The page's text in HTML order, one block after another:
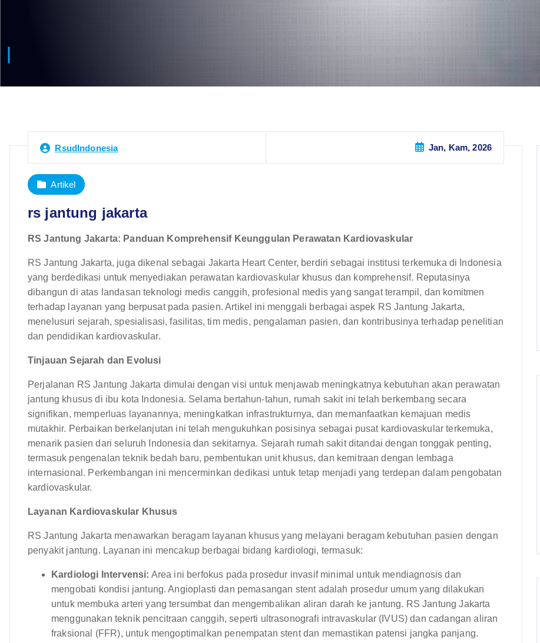
RsudIndonesia Jan, Kam, 2026
Artikel
rs jantung jakarta
RS Jantung Jakarta: Panduan Komprehensif Keunggulan Perawatan Kardiovaskular
RS Jantung Jakarta, juga dikenal sebagai Jakarta Heart Center, berdiri sebagai institusi terkemuka di Indonesia
yang berdedikasi untuk menyediakan perawatan kardiovaskular khusus dan komprehensif. Reputasinya
dibangun di atas landasan teknologi medis canggih, profesional medis yang sangat terampil, dan komitmen
terhadap layanan yang berpusat pada pasien. Artikel ini menggali berbagai aspek RS Jantung Jakarta,
menelusuri sejarah, spesialisasi, fasilitas, tim medis, pengalaman pasien, dan kontribusinya terhadap penelitian
dan pendidikan kardiovaskular.
Tinjauan Sejarah dan Evolusi
Perjalanan RS Jantung Jakarta dimulai dengan visi untuk menjawab meningkatnya kebutuhan akan perawatan
jantung khusus di ibu kota Indonesia. Selama bertahun-tahun, rumah sakit ini telah berkembang secara
signifikan, memperluas layanannya, meningkatkan infrastrukturnya, dan memanfaatkan kemajuan medis
mutakhir. Perbaikan berkelanjutan ini telah mengukuhkan posisinya sebagai pusat kardiovaskular terkemuka,
menarik pasien dari seluruh Indonesia dan sekitarnya. Sejarah rumah sakit ditandai dengan tonggak penting,
termasuk pengenalan teknik bedah baru, pembentukan unit khusus, dan kemitraan dengan lembaga
internasional. Perkembangan ini mencerminkan dedikasi untuk tetap menjadi yang terdepan dalam pengobatan
kardiovaskular.
Layanan Kardiovaskular Khusus
RS Jantung Jakarta menawarkan beragam layanan khusus yang melayani beragam kebutuhan pasien dengan
penyakit jantung. Layanan ini mencakup berbagai bidang kardiologi, termasuk:
Kardiologi Intervensi: Area ini berfokus pada prosedur invasif minimal untuk mendiagnosis dan
mengobati kondisi jantung. Angioplasti dan pemasangan stent adalah prosedur umum yang dilakukan
untuk membuka arteri yang tersumbat dan mengembalikan aliran darah ke jantung. RS Jantung Jakarta
menggunakan teknik pencitraan canggih, seperti ultrasonografi intravaskular (IVUS) dan cadangan aliran
fraksional (FFR), untuk mengoptimalkan penempatan stent dan memastikan patensi jangka panjang.